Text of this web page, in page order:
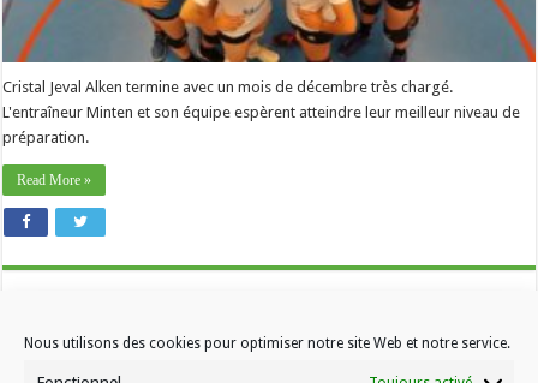
Nous utilisons des cookies pour optimiser notre site Web et notre service.
Cristal Jeval Alken termine avec un mois de décembre très chargé.
L'entraîneur Minten et son équipe espèrent atteindre leur meilleur niveau de
préparation.
Read More »